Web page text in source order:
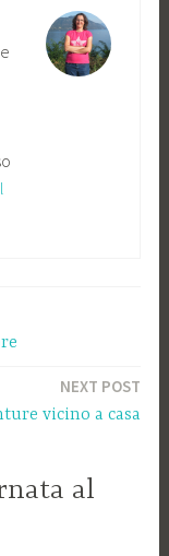
NEXT POST
vicino a casa
al